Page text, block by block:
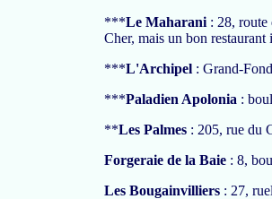
***Le Maharani : 28,
Cher, mais un bon restaurant
***L'Archipel : Grand-
***Paladien Apolonia :
**Les Palmes : 205, rue du
Forgeraie de la Baie : 8,
Les Bougainvilliers : 27,